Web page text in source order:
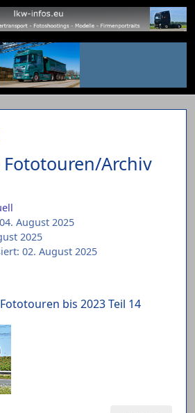
Fototouren/Archiv
August 2025
2025
02. August 2025
bis 2023 Teil 14